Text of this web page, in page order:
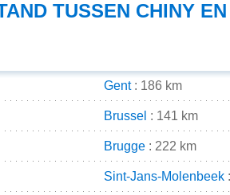
TUSSEN CHINY
Gent: 186 km
Brussel : 141 km
Brugge : 222 km
Sint-Jans-Molenbeek